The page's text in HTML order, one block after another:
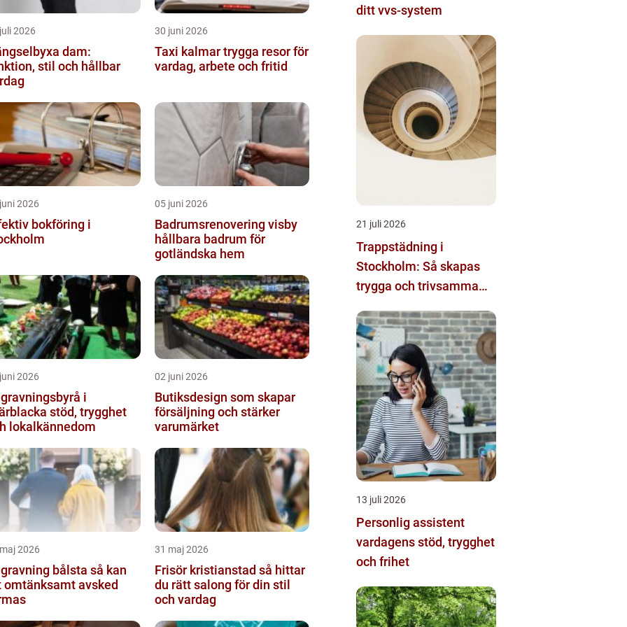
2026
dam:
stil och hållbar
30 juni 2026
Taxi kalmar trygga resor för
vardag, arbete och fritid
2026
bokföring i
05 juni 2026
Badrumsrenovering visby
hållbara badrum för
gotländska hem
2026
i
stöd, trygghet
lokalkännedom
02 juni 2026
Butiksdesign som skapar
försäljning och stärker
varumärket
2026
bålsta så kan
omtänksamt avsked
31 maj 2026
Frisör kristianstad så hittar
du rätt salong för din stil
och vardag
ditt vvs-system
21 juli 2026
Trappstädning i
Stockholm: Så skapas
trygga och trivsamma
13 juli 2026
Personlig assistent
vardagens stöd, trygghet
och frihet